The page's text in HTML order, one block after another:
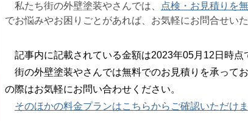
私たち街の外壁塗装やさんでは、
点検・お見積りを
でお悩みやお困りごとがあれば、お気軽にお問合せい
記事内に記載されている金額は2023年05月12日時点
街の外壁塗装やさんでは無料でのお見積りを承って
の際はお気軽にお問い合わせください。
そのほかの料金プランはこちらからご確認いただけま